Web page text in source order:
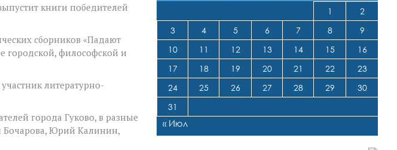
книги победителей
сборников «Падают
городской, философской и
литературно-
города Гуково, в разные
Бочарова, Юрий Калинин,
1
2
3
4 5 6 7 8
9
10
11 12 13 14 15
16
17
18 19 20 21 22
23
24
25 26 27 28 29
30
31
« Июл